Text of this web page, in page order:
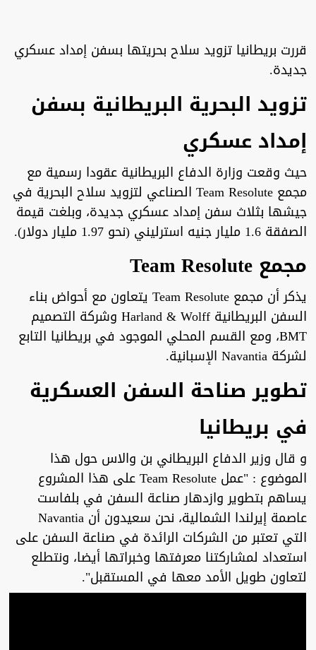
قررت بريطانيا تزويد سلاح بحريتها بسفن إمداد عسكري
جديدة.
تزويد البحرية البريطانية بسفن
إمداد عسكري
حيث وقعت وزارة الدفاع البريطانية عقودا رسمية مع
مجمع Team Resolute الصناعي لتزويد سلاح البحرية في
جيشها بثلاث سفن إمداد عسكري جديدة، وبلغت قيمة
الصفقة 1.6 مليار جنيه استرليني (نحو 1.97 مليار دولار).
مجمع Team Resolute
يذكر أن مجمع Team Resolute يتعاون مع أحواض بناء
السفن البريطانية Harland & Wolff وشركة التصميم
BMT، ومع القسم المحلي الموجود في بريطانيا التابع
لشركة Navantia الإسبانية.
تطوير صناحة السفن العسكرية
في بريطانيا
و قال وزير الدفاع البريطاني بن والاس حول هذا
الموضوع : "عمل Team Resolute على هذا المشروع
يساهم بتطوير وازدهار صناعة السفن في بلفاست
عاصمة إيرلندا الشمالية، نحن سعيدون أن Navantia
التي تعتبر من الشركات الرائدة في صناعة السفن على
استعداد لمشاركتنا معرفتها وخبراتها أيضا، ونتطلع
لتعاون طويل الأمد معها في المستقبل".